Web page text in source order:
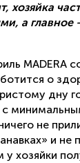
хозяйка
а главное
MADERA
о
дну
не
и не
хозяйки